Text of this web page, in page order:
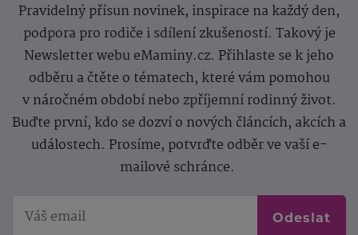
Pravidelný přísun novinek, inspirace na každý den,
podpora pro rodiče i sdílení zkušeností. Takový je
Newsletter webu eMaminy.cz. Přihlaste se k jeho
odběru a čtěte o tématech, které vám pomohou
v náročném období nebo zpříjemní rodinný život.
Buďte první, kdo se dozví o nových článcích, akcích a
událostech. Prosíme, potvrďte odběr ve vaší e-
mailové schránce.
Odeslat